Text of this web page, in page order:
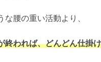
な腰の重い活動より、
終われば、どんどん仕掛